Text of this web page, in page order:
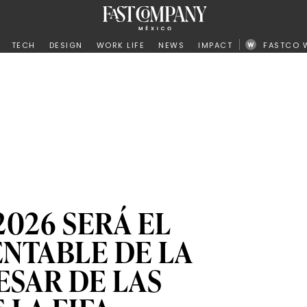
TECH DESIGN WORK LIFE NEWS IMPACT FASTCO
SERÁ EL
DE LA
DE LAS